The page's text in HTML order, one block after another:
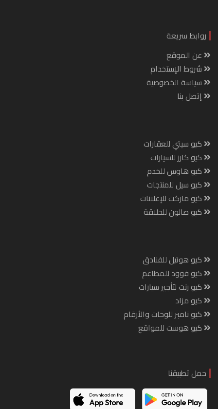
روابط سريعة
عن الموقع
شروط الإستخدام
سياسة الخصوصية
إتصل بنا
كيو سيتي للعقارات
كيو كارز للسيارات
كيو هاوس للخدم
كيو سيل للمنتجات
كيو ماركت للإعلانات
كيو صالون للحلاقة
كيو هوتيل للفنادق
كيو فوود للمطاعم
كيو رنت لتأجير سيارات
كيو مزاد
كيو نامبر للوحات والأرقام
كيو هوست للمواقع
حمل تطبيقنا